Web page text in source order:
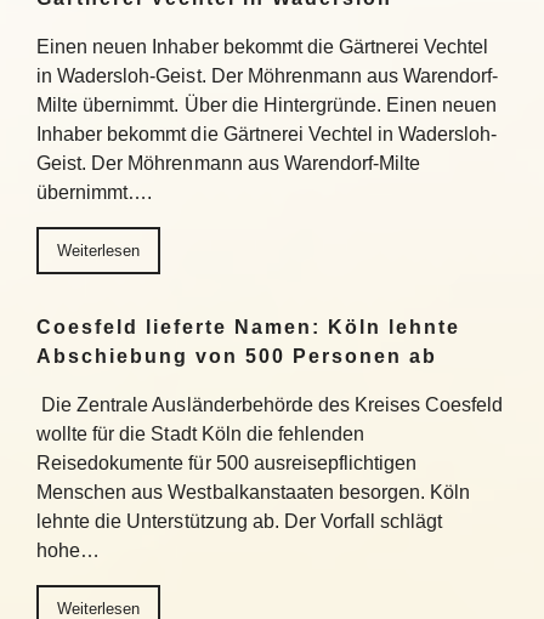
Einen neuen Inhaber bekommt die Gärtnerei Vechtel
in Wadersloh-Geist. Der Möhrenmann aus Warendorf-
Milte übernimmt. Über die Hintergründe. Einen neuen
Inhaber bekommt die Gärtnerei Vechtel in Wadersloh-
Geist. Der Möhrenmann aus Warendorf-Milte
übernimmt….
Weiterlesen
Coesfeld lieferte Namen: Köln lehnte
Abschiebung von 500 Personen ab
Die Zentrale Ausländerbehörde des Kreises Coesfeld
wollte für die Stadt Köln die fehlenden
Reisedokumente für 500 ausreisepflichtigen
Menschen aus Westbalkanstaaten besorgen. Köln
lehnte die Unterstützung ab. Der Vorfall schlägt
hohe…
Weiterlesen